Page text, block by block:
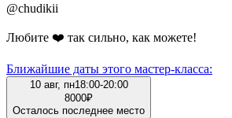
@chudikii
Любите ❤️ так сильно, как можете!
Ближайшие даты этого мастер‑класса:
10 авг, пн18:00-20:00
8000₽
Осталось последнее место